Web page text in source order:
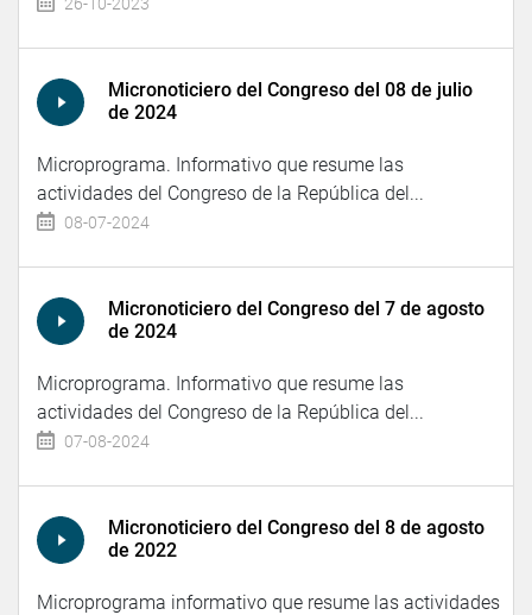
Micronoticiero del Congreso del 08 de julio
de 2024
Microprograma. Informativo que resume las
actividades del Congreso de la República del...
08-07-2024
Micronoticiero del Congreso del 7 de agosto
de 2024
Microprograma. Informativo que resume las
actividades del Congreso de la República del...
07-08-2024
Micronoticiero del Congreso del 8 de agosto
de 2022
Microprograma informativo que resume las actividades